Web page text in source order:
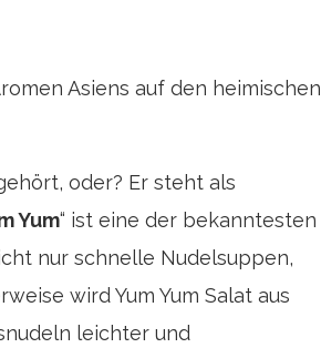
Asiens auf den heimischen
oder? Er steht als
Yum“ ist eine der bekanntesten
nur schnelle Nudelsuppen,
wird Yum Yum Salat aus
leichter und